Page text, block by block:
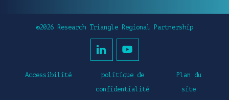
©2026 Research Triangle Regional Partnership
Accessibilité
politique de
confidentialité
Plan du
site